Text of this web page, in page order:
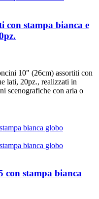
con stampa bianca e
10" (26cm) assortiti con
lati, 20pz., realizzati in
scenografiche con aria o
con stampa bianca